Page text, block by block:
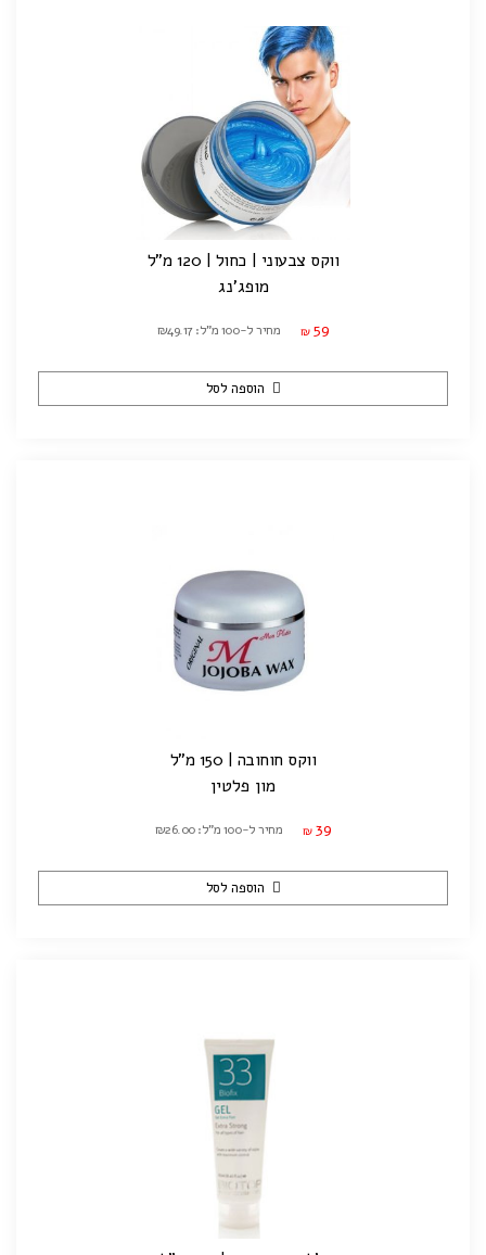
ווקס צבעוני | כחול | 120 מ"ל
מופג'נג
₪ 59 מחיר ל-100 מ"ל: ₪49.17
הוספה לסל
ווקס חוחובה | 150 מ"ל
מון פלטין
₪ 39 מחיר ל-100 מ"ל: ₪26.00
הוספה לסל